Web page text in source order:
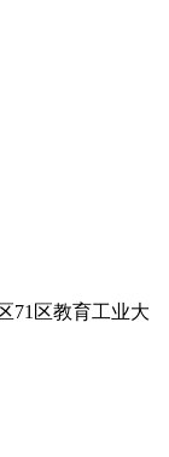
71区教育工业大